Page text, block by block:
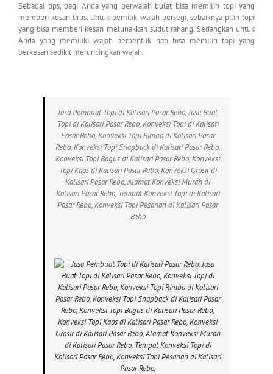
Sebagai tips, bagi Anda yang berwajah bulat bisa memilih topi yang
memberi kesan tirus. Untuk pemilik wajah persegi, sebaiknya pilih topi
yang bisa memberi kesan melunakkan sudut rahang. Sedangkan untuk
Anda yang memiliki wajah berbentuk hati bisa memilih topi yang
berkesan sedikit meruncingkan wajah.
Jasa Pembuat Topi di Kalisari Pasar Rebo, Jasa Buat
Topi di Kalisari Pasar Rebo, Konveksi Topi di Kalisari
Pasar Rebo, Konveksi Topi Rimba di Kalisari Pasar
Rebo, Konveksi Topi Snapback di Kalisari Pasar Rebo,
Konveksi Topi Bagus di Kalisari Pasar Rebo, Konveksi
Topi Kaos di Kalisari Pasar Rebo, Konveksi Grosir di
Kalisari Pasar Rebo, Alamat Konveksi Murah di
Kalisari Pasar Rebo, Tempat Konveksi Topi di Kalisari
Pasar Rebo, Konveksi Topi Pesanan di Kalisari Pasar
Rebo